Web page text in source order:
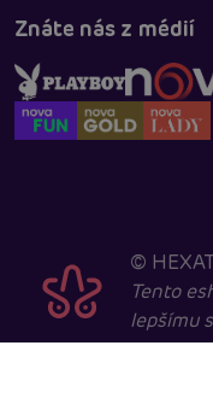
Znáte nás z médií
©
Tento
lepšímu